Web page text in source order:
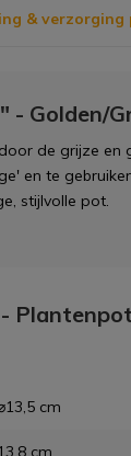
& verzorging
- Golden/
de grijze en
en te
stijlvolle pot.
-
cm
cm